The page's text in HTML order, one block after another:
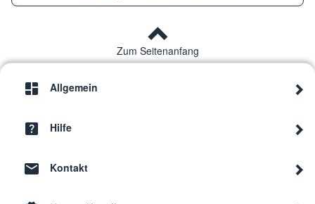
Zum Seitenanfang
Allgemein
Hilfe
Kontakt